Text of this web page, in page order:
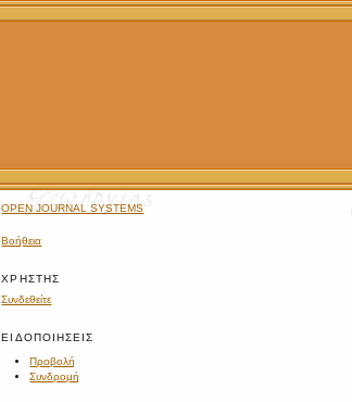
OPEN JOURNAL SYSTEMS
Βοήθεια
ΧΡΉΣΤΗΣ
Συνδεθείτε
ΕΙΔΟΠΟΙΉΣΕΙΣ
Προβολή
Συνδρομή